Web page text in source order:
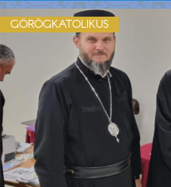
GÖRÖGKATOLIKUS